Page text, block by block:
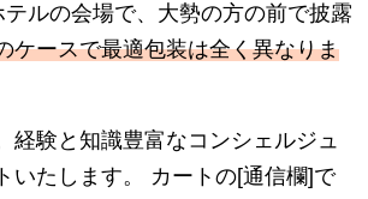
ルの会場で、大勢の方の前で披露
ケースで最適包装は全く異なりま
経験と知識豊富なコンシェルジュ
いたします。 カートの[通信欄]で